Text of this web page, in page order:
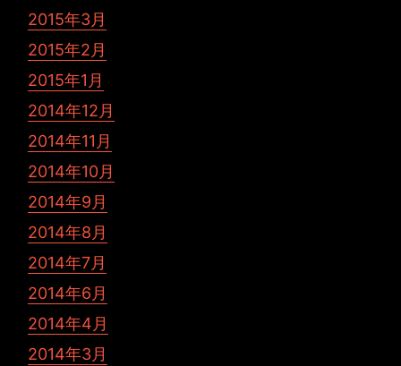
2015年3月
2015年2月
2015年1月
2014年12月
2014年11月
2014年10月
2014年9月
2014年8月
2014年7月
2014年6月
2014年4月
2014年3月